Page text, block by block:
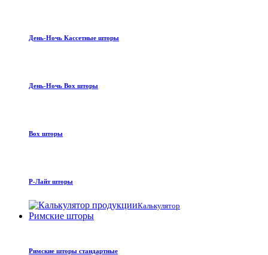
День-Ночь Кассетные шторы
День-Ночь Box шторы
Box шторы
Р-Лайт шторы
Калькулятор
Римские шторы
Римские шторы стандартные